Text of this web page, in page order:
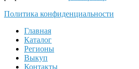
Политика конфиденциальности
Главная
Каталог
Регионы
Выкуп
Контакты